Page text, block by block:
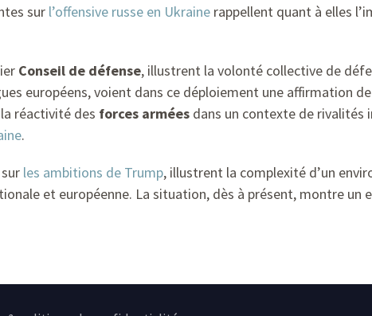
sur l’offensive russe en Ukraine rappellent quant à elles
Conseil de défense, illustrent la volonté collective de
européens, voient dans ce déploiement une affirmation
réactivité des forces armées dans un contexte de rivalités
.
les ambitions de Trump, illustrent la complexité d’un
et européenne. La situation, dès à présent, montre